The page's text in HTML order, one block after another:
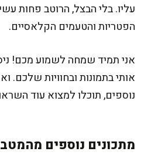
עליו. בלי הבצל, הרוטב פחות
הפטריות והטעמים הקלאסיים.
אני תמיד שמחה לשמוע מכם!
אותי בתמונות ובחוויות שלכם.
נוספים, תוכלו למצוא עוד
מתכונים נוספים